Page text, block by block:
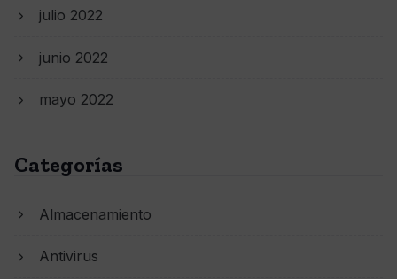
julio 2022
junio 2022
mayo 2022
Categorías
Almacenamiento
Antivirus